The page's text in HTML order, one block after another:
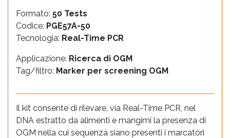
Formato: 50 Tests
Codice: PGE57A-50
Tecnologia: Real-Time PCR
Applicazione: Ricerca di OGM
Tag/filtro: Marker per screening OGM
Il kit consente di rilevare, via Real-Time PCR, nel
DNA estratto da alimenti e mangimi la presenza di
OGM nella cui sequenza siano presenti i marcatori